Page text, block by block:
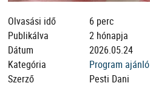
Olvasási idő
6 perc
Publikálva
2 hónapja
Dátum
2026.05.24
Kategória
Program ajánló
Szerző
Pesti Dani